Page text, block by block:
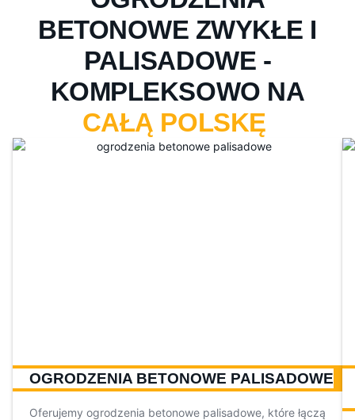
BETONOWE ZWYKŁE I
PALISADOWE -
KOMPLEKSOWO NA
CAŁĄ POLSKĘ
OGRODZENIA BETONOWE PALISADOWE
Oferujemy ogrodzenia betonowe palisadowe, które łączą